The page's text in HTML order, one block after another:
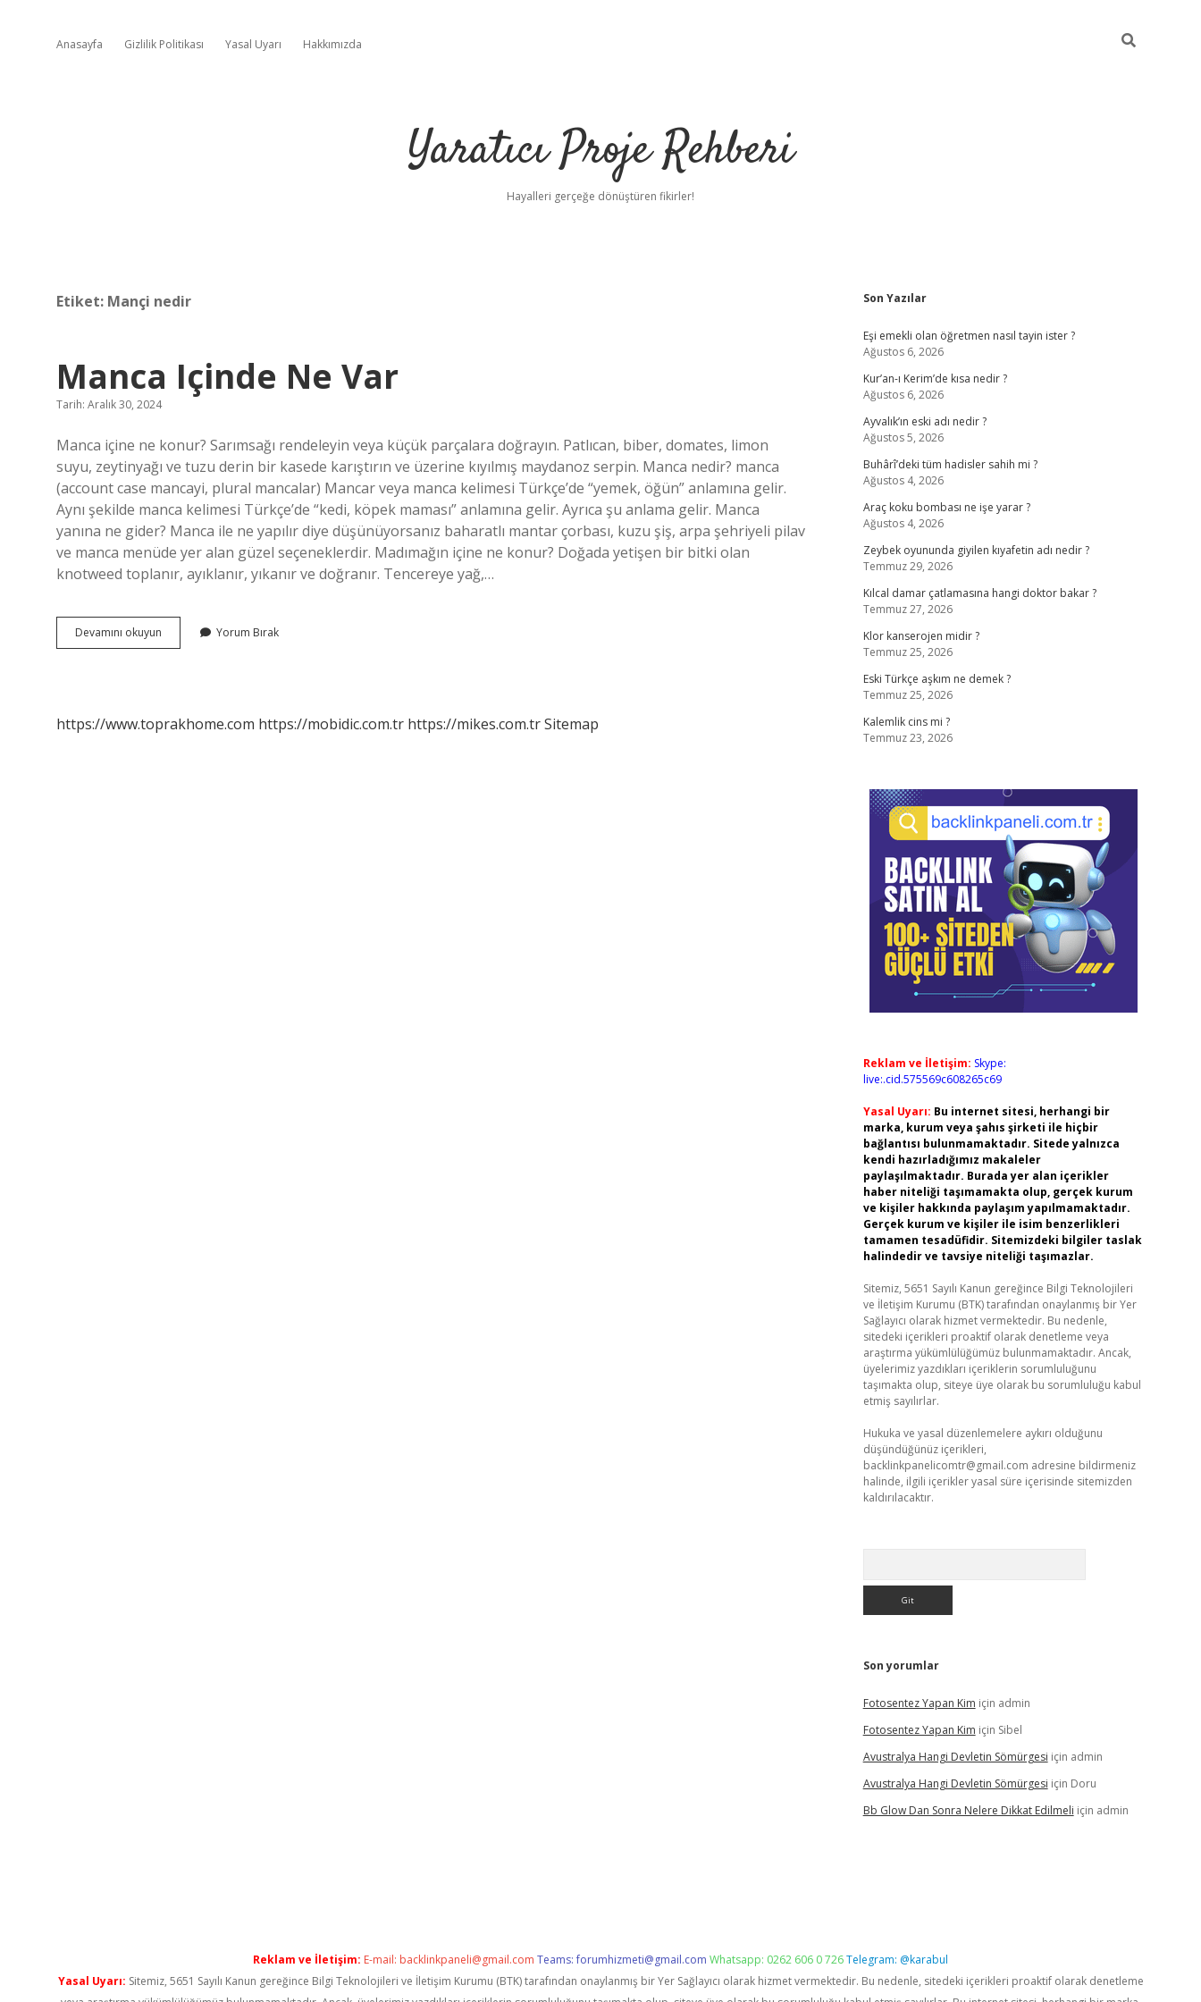
Anasayfa Gizlilik Politikası Yasal Uyarı Hakkımızda
Yaratıcı Proje Rehberi
Hayalleri gerçeğe dönüştüren fikirler!
Etiket: Mançi nedir
Manca Içinde Ne Var
Tarih: Aralık 30, 2024
Manca içine ne konur? Sarımsağı rendeleyin veya küçük parçalara doğrayın. Patlıcan, biber, domates, limon
suyu, zeytinyağı ve tuzu derin bir kasede karıştırın ve üzerine kıyılmış maydanoz serpin. Manca nedir? manca
(account case mancayi, plural mancalar) Mancar veya manca kelimesi Türkçe’de “yemek, öğün” anlamına gelir.
Aynı şekilde manca kelimesi Türkçe’de “kedi, köpek maması” anlamına gelir. Ayrıca şu anlama gelir. Manca
yanına ne gider? Manca ile ne yapılır diye düşünüyorsanız baharatlı mantar çorbası, kuzu şiş, arpa şehriyeli pilav
ve manca menüde yer alan güzel seçeneklerdir. Madımağın içine ne konur? Doğada yetişen bir bitki olan
knotweed toplanır, ayıklanır, yıkanır ve doğranır. Tencereye yağ,…
Devamını okuyun
Içinde
Yorum Bırak
https://www.toprakhome.com https://mobidic.com.tr https://mikes.com.trSitemap
Sidebar
Son Yazılar
Eşi emekli olan öğretmen nasıl tayin ister ?
Ağustos 6, 2026
Kur’an-ı Kerim’de kısa nedir ?
Ağustos 6, 2026
Ayvalık’ın eski adı nedir ?
Ağustos 5, 2026
Buhârî’deki tüm hadisler sahih mi ?
Ağustos 4, 2026
Araç koku bombası ne işe yarar ?
Ağustos 4, 2026
Zeybek oyununda giyilen kıyafetin adı nedir ?
Temmuz 29, 2026
Kılcal damar çatlamasına hangi doktor bakar ?
Temmuz 27, 2026
Klor kanserojen midir ?
Temmuz 25, 2026
Eski Türkçe aşkım ne demek ?
Temmuz 25, 2026
Kalemlik cins mi ?
Temmuz 23, 2026
Reklam ve İletişim: Skype:
live:.cid.575569c608265c69
Yasal Uyarı: Bu internet sitesi, herhangi bir
marka, kurum veya şahıs şirketi ile hiçbir
bağlantısı bulunmamaktadır. Sitede yalnızca
kendi hazırladığımız makaleler
paylaşılmaktadır. Burada yer alan içerikler
haber niteliği taşımamakta olup, gerçek kurum
ve kişiler hakkında paylaşım yapılmamaktadır.
Gerçek kurum ve kişiler ile isim benzerlikleri
tamamen tesadüfidir. Sitemizdeki bilgiler taslak
halindedir ve tavsiye niteliği taşımazlar.
Sitemiz, 5651 Sayılı Kanun gereğince Bilgi Teknolojileri
ve İletişim Kurumu (BTK) tarafından onaylanmış bir Yer
Sağlayıcı olarak hizmet vermektedir. Bu nedenle,
sitedeki içerikleri proaktif olarak denetleme veya
araştırma yükümlülüğümüz bulunmamaktadır. Ancak,
üyelerimiz yazdıkları içeriklerin sorumluluğunu
taşımakta olup, siteye üye olarak bu sorumluluğu kabul
etmiş sayılırlar.
Hukuka ve yasal düzenlemelere aykırı olduğunu
düşündüğünüz içerikleri,
backlinkpanelicomtr@gmail.com adresine bildirmeniz
halinde, ilgili içerikler yasal süre içerisinde sitemizden
kaldırılacaktır.
Son yorumlar
Fotosentez Yapan Kim için admin
Fotosentez Yapan Kim için Sibel
Avustralya Hangi Devletin Sömürgesi için admin
Avustralya Hangi Devletin Sömürgesi için Doru
Bb Glow Dan Sonra Nelere Dikkat Edilmeli için admin
Reklam ve İletişim: E-mail: backlinkpaneli@gmail.com Teams:forumhizmeti@gmail.com Whatsapp: 0262 606 0 726Telegram: @karabul
Yasal Uyarı: Sitemiz, 5651 Sayılı Kanun gereğince Bilgi Teknolojileri ve İletişim Kurumu (BTK) tarafından onaylanmış bir Yer Sağlayıcı olarak hizmet vermektedir. Bu nedenle, sitedeki içerikleri proaktif olarak denetleme